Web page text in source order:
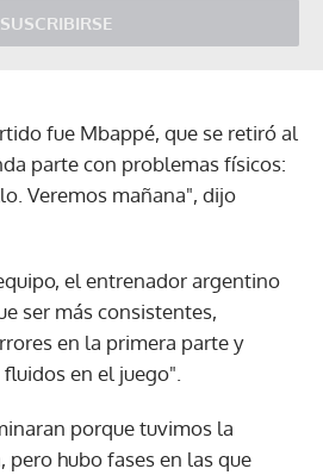
SUSCRIBIRSE
fue Mbappé, que se retiró al
parte con problemas físicos:
Veremos mañana", dijo
el entrenador argentino
ser más consistentes,
en la primera parte y
en el juego".
porque tuvimos la
pero hubo fases en las que